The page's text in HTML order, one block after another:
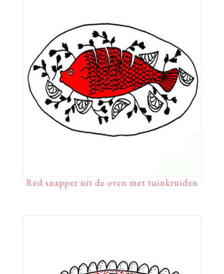
Red snapper uit de oven met tuinkruiden